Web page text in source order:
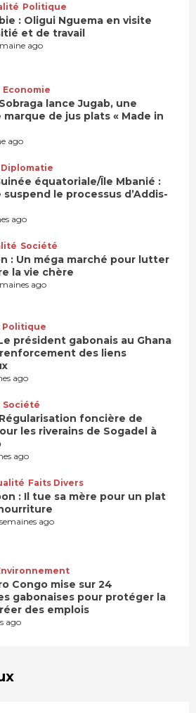
Politique
: Oligui Nguema en visite
et de travail
ago
Economie
lance Jugab, une
marque de jus plats « Made in
ago
Diplomatie
équatoriale/Île Mbanié :
suspend le processus d’Addis-
ago
Société
: Un méga marché pour lutter
la vie chère
ago
Politique
président gabonais au Ghana
des liens
ago
Société
foncière de
les riverains de Sogadel à
ago
Faits Divers
: Il tue sa mère pour un plat
ago
Congo mise sur 24
gabonaises pour protéger la
des emplois
ago